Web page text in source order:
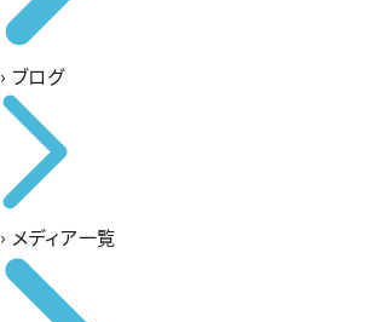
› ブログ
› メディア一覧